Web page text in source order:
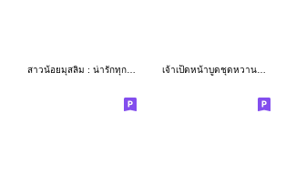
เจ้าเป็ดหน้าบูดชุดหวานแหวว 47